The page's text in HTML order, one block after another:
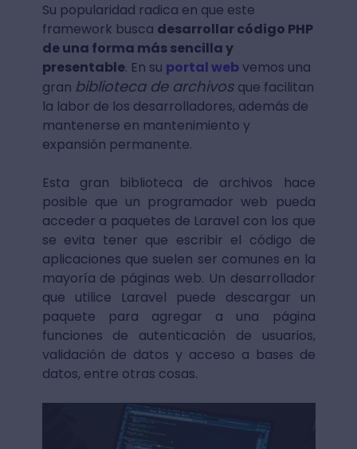
Su popularidad radica en que este
framework busca desarrollar código PHP
de una forma más sencilla y
presentable. En su portal webvemos una
gran biblioteca de archivos que facilitan
la labor de los desarrolladores, además de
mantenerse en mantenimiento y
expansión permanente.
Esta gran biblioteca de archivos hace
posible que un programador web pueda
acceder a paquetes de Laravel con los que
se evita tener que escribir el código de
aplicaciones que suelen ser comunes en la
mayoría de páginas web. Un desarrollador
que utilice Laravel puede descargar un
paquete para agregar a una página
funciones de autenticación de usuarios,
validación de datos y acceso a bases de
datos, entre otras cosas.